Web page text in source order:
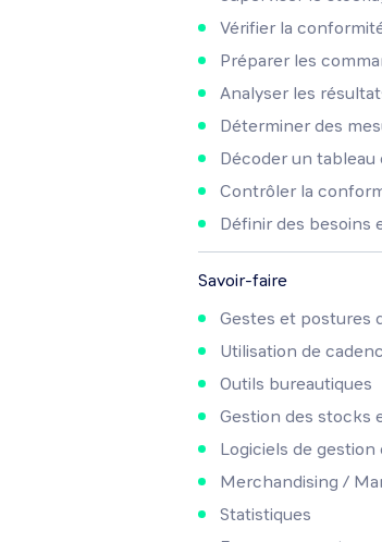
Vérifier la
Préparer les
Analyser les
Déterminer des
Décoder un tableau
Contrôler la
Définir des besoins
Savoir-faire
Gestes et postures
Utilisation de
Outils bureautiques
Gestion des stocks
Logiciels de gestion
Merchandising /
Statistiques